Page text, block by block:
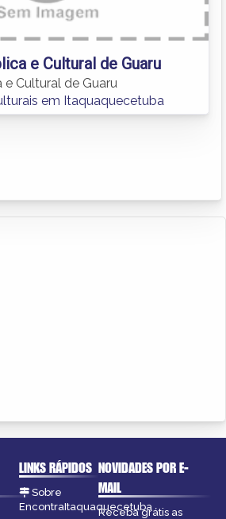
e Cultural de Guaru
Cultural de Guaru
em Itaquaquecetuba
LINKS RÁPIDOS
Sobre
EncontraItaquaquecetuba
NOVIDADES POR E-
MAIL
Receba grátis as